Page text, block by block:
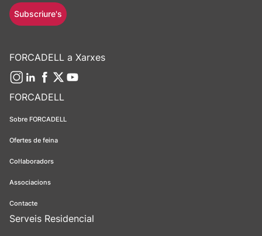
FORCADELL
Sobre FORCADELL
Ofertes de feina
Col·laboradors
Associacions
Contacte
Serveis Residencial
Subscriure's
FORCADELL a Xarxes